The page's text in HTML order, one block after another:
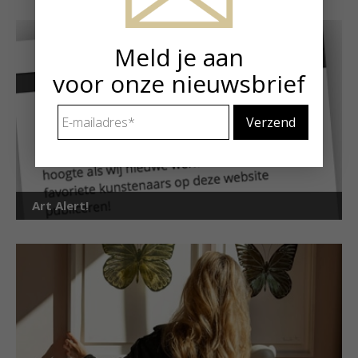
Art Alert!
Meld je aan
voor onze nieuwsbrief
mailadres *